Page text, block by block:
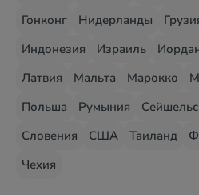
Гонконг
Нидерланды
Индонезия
Израиль
Латвия
Мальта Марокко
Польша
Румыния
Словения
США Таиланд
Чехия